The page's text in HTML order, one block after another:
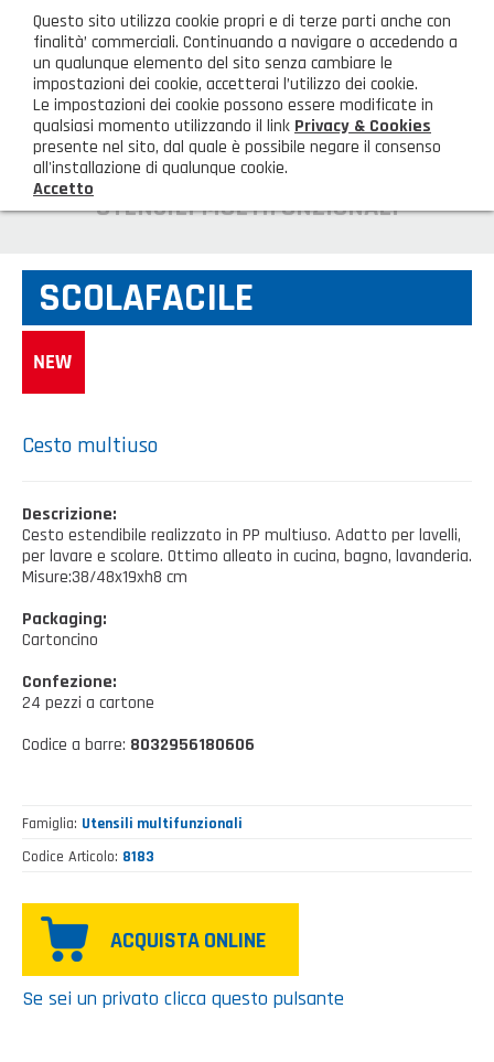
AREA CLIENTI
HOME
Chi siamo
GAMMA PRODOTTI
Illuminazione
Igienizzanti-mascherine-guanti
Borse, cesti e trolley
Casalinghi Pulizia
Benessere e tempo libero
Giardinaggio e Ferramenta
Gazebo
PRODOTTI NOVITÀ
Dove siamo
NOVITÀ ED EVENTI
FAQ
CATALOGHI
UTENSILI MULTIFUNZIONALI
SCOLAFACILE
Cesto multiuso
Descrizione:
Cesto estendibile realizzato in PP multiuso. Adatto per lavelli,
per lavare e scolare. Ottimo alleato in cucina, bagno, lavanderia.
Misure:38/48x19xh8 cm
Packaging:
Cartoncino
Confezione:
24 pezzi a cartone
Codice a barre: 8032956180606
Famiglia Utensili multifunzionali
Codice Articolo 8183
ACQUISTA ONLINE
Se sei un privato clicca questo pulsante
Questo sito utilizza cookie propri e di terze parti anche con
finalità’ commerciali. Continuando a navigare o accedendo a
un qualunque elemento del sito senza cambiare le
impostazioni dei cookie, accetterai l’utilizzo dei cookie.
Le impostazioni dei cookie possono essere modificate in
qualsiasi momento utilizzando il link Privacy & Cookies
presente nel sito, dal quale è possibile negare il consenso
all'installazione di qualunque cookie.
Accetto